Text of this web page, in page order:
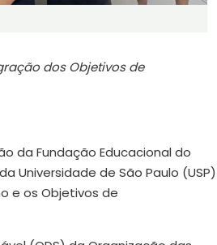
dos Objetivos de
da Fundação Educacional do
Universidade de São Paulo (USP)
e os Objetivos de